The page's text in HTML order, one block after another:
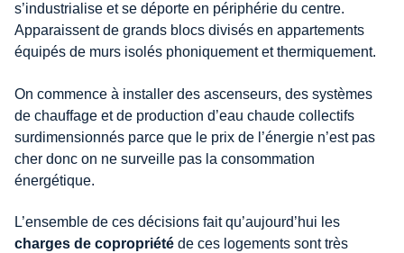
s’industrialise et se déporte en périphérie du centre.
Apparaissent de grands blocs divisés en appartements
équipés de murs isolés phoniquement et thermiquement.
On commence à installer des ascenseurs, des systèmes
de chauffage et de production d’eau chaude collectifs
surdimensionnés parce que le prix de l’énergie n’est pas
cher donc on ne surveille pas la consommation
énergétique.
L’ensemble de ces décisions fait qu’aujourd’hui les
charges de copropriété de ces logements sont très